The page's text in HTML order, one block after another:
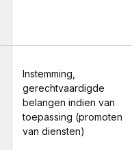
Instemming,
gerechtvaardigde
belangen indien van
toepassing (promoten
van diensten)